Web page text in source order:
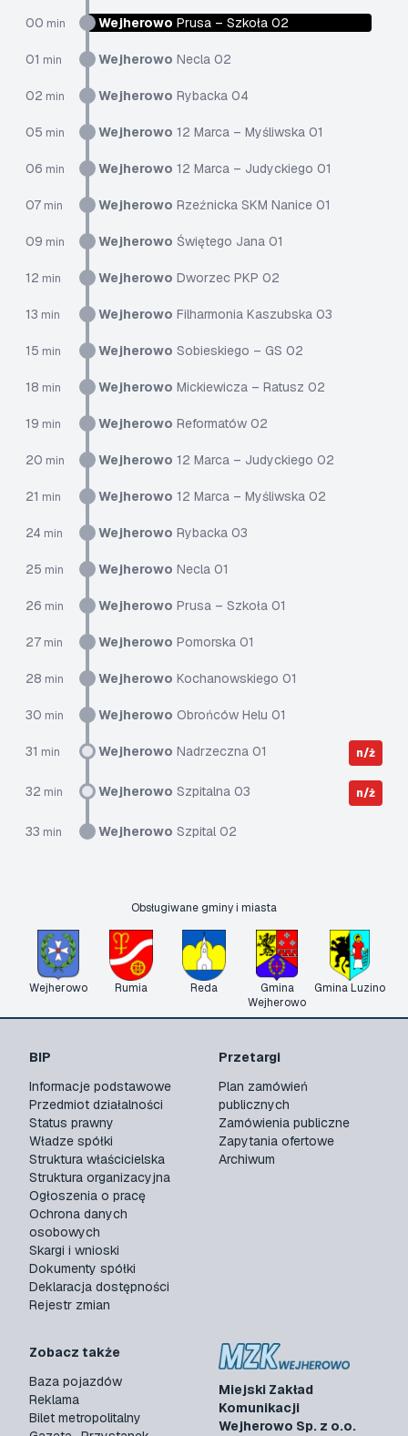
00 min Wejherowo Prusa – Szkoła 02
01 min Wejherowo Necla 02
02 min Wejherowo Rybacka 04
05 min Wejherowo 12 Marca – Myśliwska 01
06 min Wejherowo 12 Marca – Judyckiego 01
07 min Wejherowo Rzeźnicka SKM Nanice 01
09 min Wejherowo Świętego Jana 01
12 min Wejherowo Dworzec PKP 02
13 min Wejherowo Filharmonia Kaszubska 03
15 min Wejherowo Sobieskiego – GS 02
18 min Wejherowo Mickiewicza – Ratusz 02
19 min Wejherowo Reformatów 02
20 min Wejherowo 12 Marca – Judyckiego 02
21 min Wejherowo 12 Marca – Myśliwska 02
24 min Wejherowo Rybacka 03
25 min Wejherowo Necla 01
26 min Wejherowo Prusa – Szkoła 01
27 min Wejherowo Pomorska 01
28 min Wejherowo Kochanowskiego 01
30 min Wejherowo Obrońców Helu 01
31 min Wejherowo Nadrzeczna 01 n/ż
32 min Wejherowo Szpitalna 03 n/ż
33 min Wejherowo Szpital 02
Obsługiwane gminy i miasta
Wejherowo Rumia Reda
Gmina
Wejherowo
Gmina Luzino
Miejski Zakład
Komunikacji
Wejherowo Sp. z o.o.
BIP
Informacje podstawowe
Przedmiot działalności
Status prawny
Władze spółki
Struktura właścicielska
Struktura organizacyjna
Ogłoszenia o pracę
Ochrona danych
osobowych
Skargi i wnioski
Dokumenty spółki
Deklaracja dostępności
Rejestr zmian
Przetargi
Plan zamówień
publicznych
Zamówienia publiczne
Zapytania ofertowe
Archiwum
Zobacz także
Baza pojazdów
Reklama
Bilet metropolitalny